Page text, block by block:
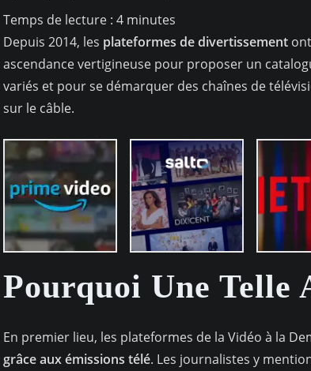
Temps de lecture : 4 minutes
Depuis 2014, les plateformes de divertissement
ascendance vertigineuse pour proposer un
variés et pour se démarquer des chaînes de
sur le câble.
Pourquoi Une Telle
En premier lieu, les plateformes de la Vidéo à la
grâce aux émissions télé. Les journalistes y